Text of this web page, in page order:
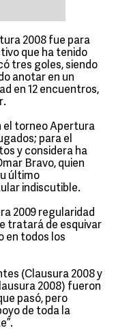
2008 fue para
que ha tenido
tres goles, siendo
anotar en un
en 12 encuentros,
el torneo Apertura
para el
y considera ha
Bravo, quien
último
indiscutible.
2009 regularidad
tratará de esquivar
en todos los
(Clausura 2008 y
2008) fueron
pasó, pero
de toda la